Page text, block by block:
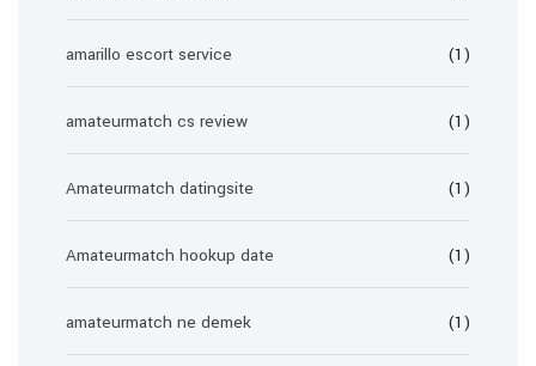
amarillo escort service (1)
amateurmatch cs review (1)
Amateurmatch datingsite (1)
Amateurmatch hookup date (1)
amateurmatch ne demek (1)